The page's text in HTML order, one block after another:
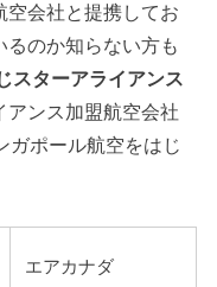
空会社と提携してお
るのか知らない方も
スターアライアンス
アンス加盟航空会社
ガポール航空をはじ
エアカナダ